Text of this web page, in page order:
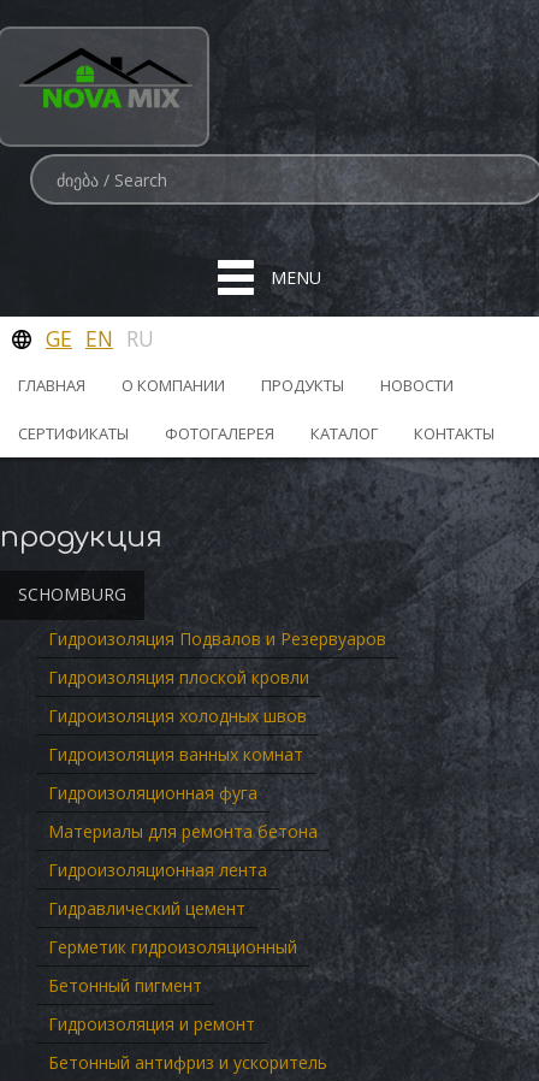
MENU
GE EN RU
ГЛАВНАЯ О КОМПАНИИ ПРОДУКТЫ НОВОСТИ
СЕРТИФИКАТЫ ФОТОГАЛЕРЕЯ КАТАЛОГ КОНТАКТЫ
продукция
SCHOMBURG
Гидроизоляция Подвалов и Резервуаров
Гидроизоляция плоской кровли
Гидроизоляция холодных швов
Гидроизоляция ванных комнат
Гидроизоляционная фуга
Материалы для ремонта бетона
Гидроизоляционная лента
Гидравлический цемент
Герметик гидроизоляционный
Бетонный пигмент
Гидроизоляция и ремонт
Бетонный антифриз и ускоритель